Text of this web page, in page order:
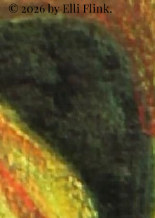
© 2026 by Elli Flink.